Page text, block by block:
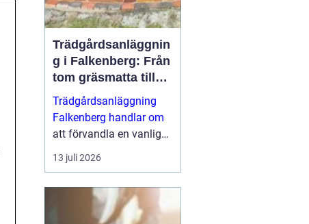
Trädgårdsanläggnin
g i Falkenberg: Från
tom gräsmatta till
genomtänkt helhet
Trädgårdsanläggning
Falkenberg handlar om
att förvandla en vanlig
tomt till en fungerande,
vacker och hållbar
många &ari...
13 juli 2026